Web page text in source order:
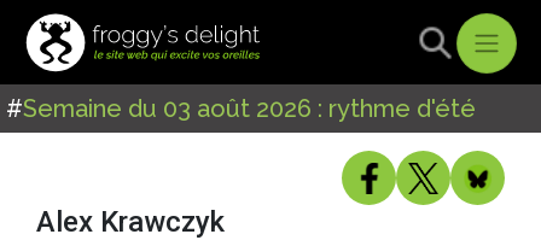
#Semaine du 03 août 2026 : rythme d'été
Alex Krawczyk